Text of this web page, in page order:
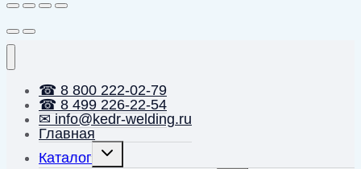
☎ 8 800 222-02-79
☎ 8 499 226-22-54
✉ info@kedr-welding.ru
Главная
Каталог
Переключить